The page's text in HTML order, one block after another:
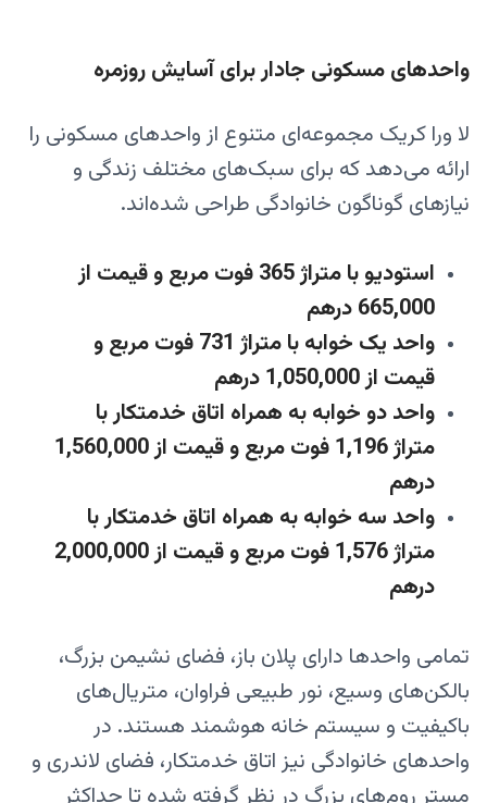
واحدهای مسکونی جادار برای آسایش روزمره
لا ورا کریک مجموعه‌ای متنوع از واحدهای مسکونی را
ارائه می‌دهد که برای سبک‌های مختلف زندگی و
نیازهای گوناگون خانوادگی طراحی شده‌اند.
استودیو با متراژ 365 فوت مربع و قیمت از
665,000 درهم
واحد یک خوابه با متراژ 731 فوت مربع و
قیمت از 1,050,000 درهم
واحد دو خوابه به همراه اتاق خدمتکار با
متراژ 1,196 فوت مربع و قیمت از 1,560,000
درهم
واحد سه خوابه به همراه اتاق خدمتکار با
متراژ 1,576 فوت مربع و قیمت از 2,000,000
درهم
تمامی واحدها دارای پلان باز، فضای نشیمن بزرگ،
بالکن‌های وسیع، نور طبیعی فراوان، متریال‌های
باکیفیت و سیستم خانه هوشمند هستند. در
واحدهای خانوادگی نیز اتاق خدمتکار، فضای لاندری و